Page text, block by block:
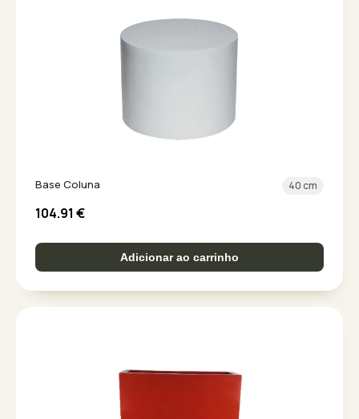
Base Coluna 40 cm
104.91 €
Adicionar ao carrinho